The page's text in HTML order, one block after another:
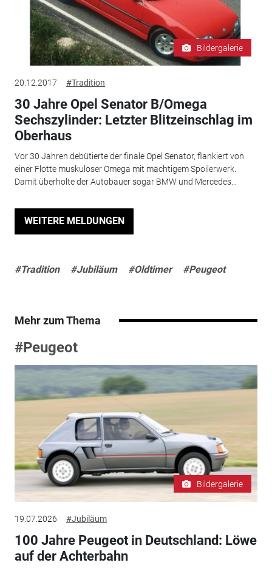
Bildergalerie
20.12.2017 #Tradition
30 Jahre Opel Senator B/Omega
Sechszylinder: Letzter Blitzeinschlag im
Oberhaus
Vor 30 Jahren debütierte der finale Opel Senator, flankiert von
einer Flotte muskulöser Omega mit mächtigem Spoilerwerk.
Damit überholte der Autobauer sogar BMW und Mercedes...
WEITERE MELDUNGEN
#Tradition #Jubiläum #Oldtimer #Peugeot
Mehr zum Thema
#Peugeot
Bildergalerie
19.07.2026 #Jubiläum
100 Jahre Peugeot in Deutschland: Löwe
auf der Achterbahn